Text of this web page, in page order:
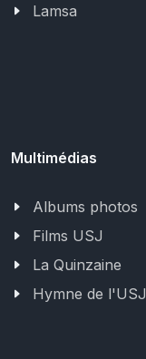
Lamsa
Multimédias
Albums photos
Films USJ
La Quinzaine
Hymne de l'USJ